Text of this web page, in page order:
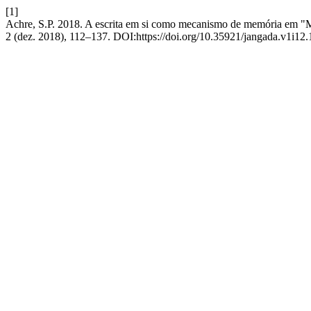
[1]
Achre, S.P. 2018. A escrita em si como mecanismo de memória em
2 (dez. 2018), 112–137. DOI:https://doi.org/10.35921/